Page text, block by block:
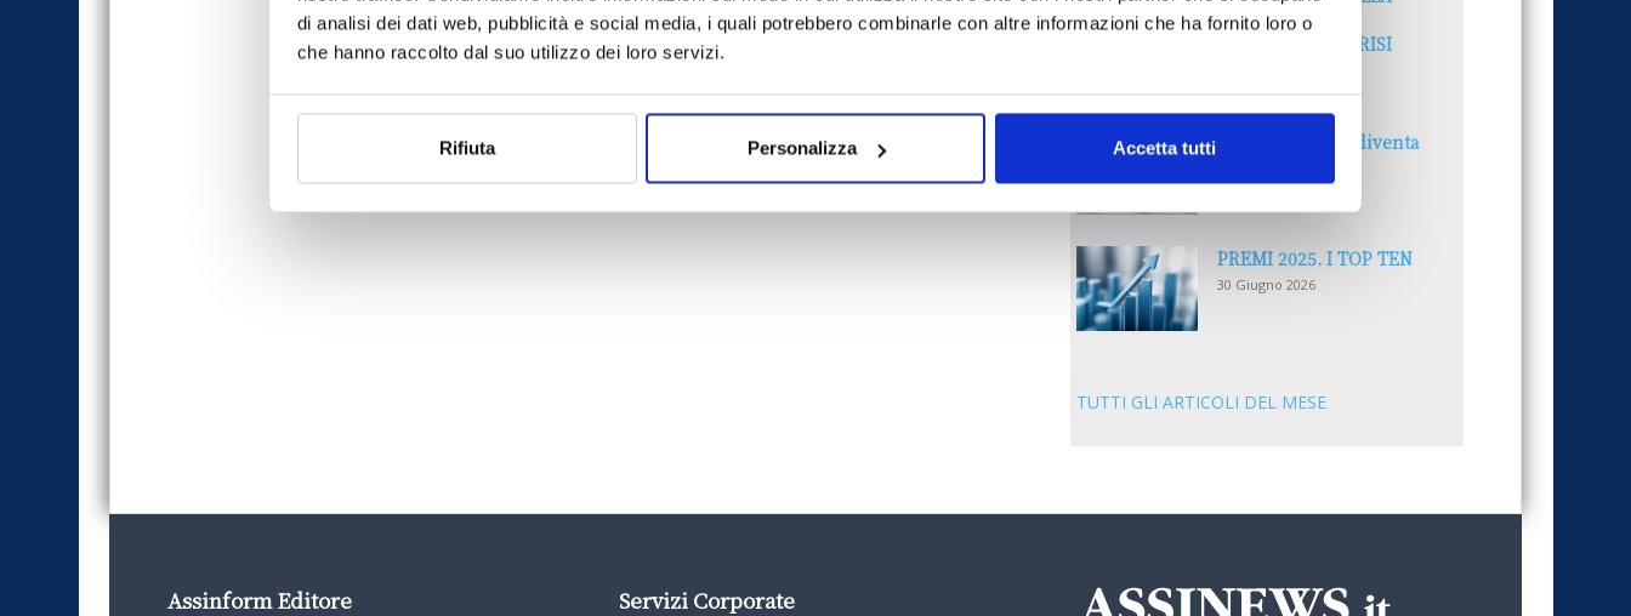
di analisi dei dati web, pubblicità e social media, i quali potrebbero combinarle con altre informazioni che ha fornito loro o
che hanno raccolto dal suo utilizzo dei loro servizi.
Rifiuta Personalizza Accetta tutti
REPUTAZIONE.
RECENSIONI E CRISI
30 Giugno 2026
Il “Modulo CAI” diventa
PREMI 2025. I TOP TEN
30 Giugno 2026
TUTTI GLI ARTICOLI DEL MESE
Assinform Editore Servizi Corporate